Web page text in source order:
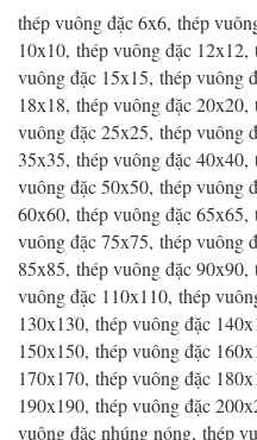
thép vuông đặc 6x6, thép
10x10, thép vuông đặc
vuông đặc 15x15, thép vuông
18x18, thép vuông đặc
vuông đặc 25x25, thép vuông
35x35, thép vuông đặc
vuông đặc 50x50, thép vuông
60x60, thép vuông đặc
vuông đặc 75x75, thép vuông
85x85, thép vuông đặc
vuông đặc 110x110, thép
130x130, thép vuông đặc
150x150, thép vuông đặc
170x170, thép vuông đặc
190x190, thép vuông đặc
vuông đặc nhúng nóng, thép